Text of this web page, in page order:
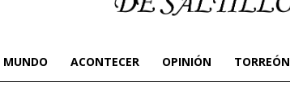
MUNDO ACONTECER OPINIÓN TORREÓN